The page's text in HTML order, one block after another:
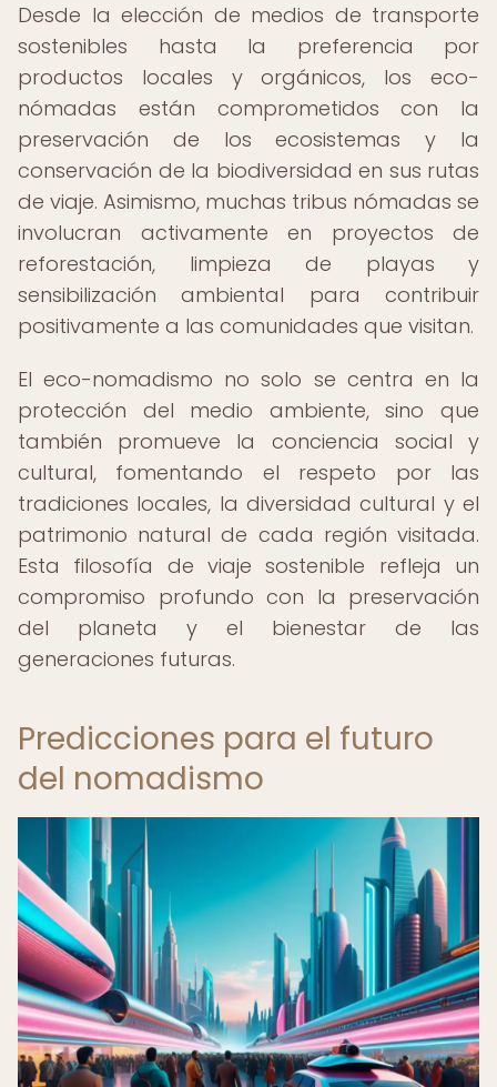
Desde la elección de medios de transporte
sostenibles hasta la preferencia por
productos locales y orgánicos, los eco-
nómadas están comprometidos con la
preservación de los ecosistemas y la
conservación de la biodiversidad en sus rutas
de viaje. Asimismo, muchas tribus nómadas se
involucran activamente en proyectos de
reforestación, limpieza de playas y
sensibilización ambiental para contribuir
positivamente a las comunidades que visitan.
El eco-nomadismo no solo se centra en la
protección del medio ambiente, sino que
también promueve la conciencia social y
cultural, fomentando el respeto por las
tradiciones locales, la diversidad cultural y el
patrimonio natural de cada región visitada.
Esta filosofía de viaje sostenible refleja un
compromiso profundo con la preservación
del planeta y el bienestar de las
generaciones futuras.
Predicciones para el futuro
del nomadismo